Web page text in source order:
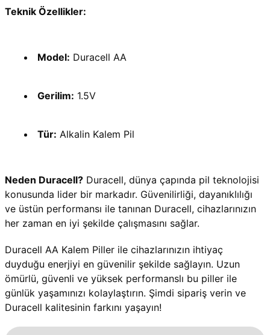
Teknik Özellikler:
Model: Duracell AA
Gerilim: 1.5V
Tür: Alkalin Kalem Pil
Neden Duracell? Duracell, dünya çapında pil teknolojisi
konusunda lider bir markadır. Güvenilirliği, dayanıklılığı
ve üstün performansı ile tanınan Duracell, cihazlarınızın
her zaman en iyi şekilde çalışmasını sağlar.
Duracell AA Kalem Piller ile cihazlarınızın ihtiyaç
duyduğu enerjiyi en güvenilir şekilde sağlayın. Uzun
ömürlü, güvenli ve yüksek performanslı bu piller ile
günlük yaşamınızı kolaylaştırın. Şimdi sipariş verin ve
Duracell kalitesinin farkını yaşayın!